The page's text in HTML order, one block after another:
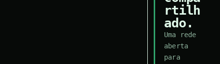
rtilh
ado.
Uma rede
aberta
para